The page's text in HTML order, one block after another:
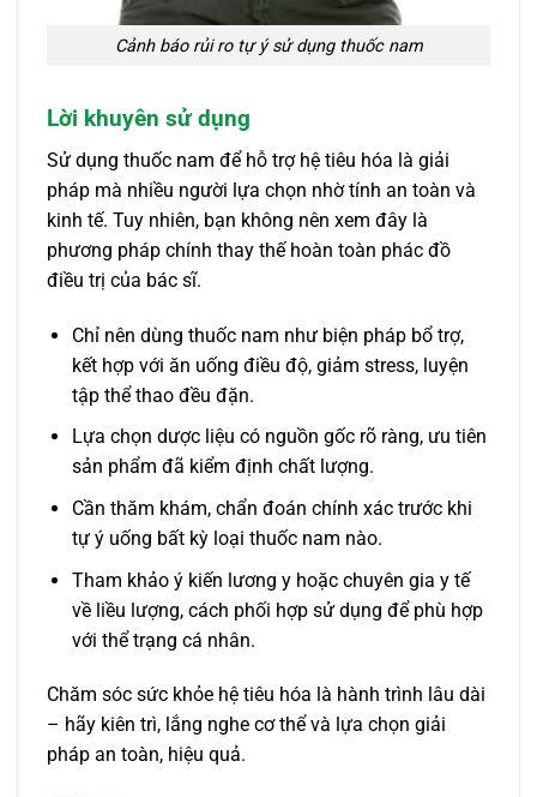
Cảnh báo rủi ro tự ý sử dụng thuốc nam
Lời khuyên sử dụng
Sử dụng thuốc nam để hỗ trợ hệ tiêu hóa là giải
pháp mà nhiều người lựa chọn nhờ tính an toàn và
kinh tế. Tuy nhiên, bạn không nên xem đây là
phương pháp chính thay thế hoàn toàn phác đồ
điều trị của bác sĩ.
Chỉ nên dùng thuốc nam như biện pháp bổ trợ,
kết hợp với ăn uống điều độ, giảm stress, luyện
tập thể thao đều đặn.
Lựa chọn dược liệu có nguồn gốc rõ ràng, ưu tiên
sản phẩm đã kiểm định chất lượng.
Cần thăm khám, chẩn đoán chính xác trước khi
tự ý uống bất kỳ loại thuốc nam nào.
Tham khảo ý kiến lương y hoặc chuyên gia y tế
về liều lượng, cách phối hợp sử dụng để phù hợp
với thể trạng cá nhân.
Chăm sóc sức khỏe hệ tiêu hóa là hành trình lâu dài
– hãy kiên trì, lắng nghe cơ thể và lựa chọn giải
pháp an toàn, hiệu quả.